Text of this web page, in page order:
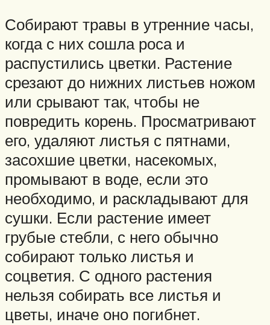
Собирают травы в утренние часы,
когда с них сошла роса и
распустились цветки. Растение
срезают до нижних листьев ножом
или срывают так, чтобы не
повредить корень. Просматривают
его, удаляют листья с пятнами,
засохшие цветки, насекомых,
промывают в воде, если это
необходимо, и раскладывают для
сушки. Если растение имеет
грубые стебли, с него обычно
собирают только листья и
соцветия. С одного растения
нельзя собирать все листья и
цветы, иначе оно погибнет.